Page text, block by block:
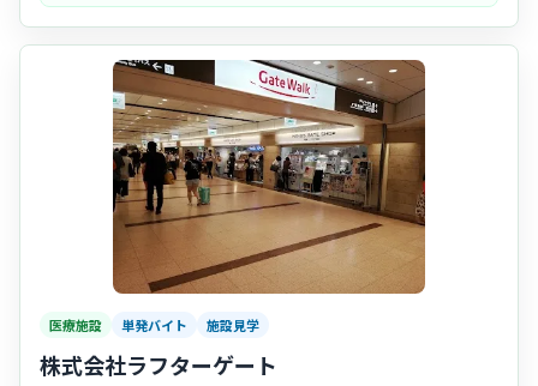
・一人ひとりの個性を尊重する風土があり、利用者様とのコミュニケ
医療施設 単発バイト 施設見学
株式会社ラフターゲート